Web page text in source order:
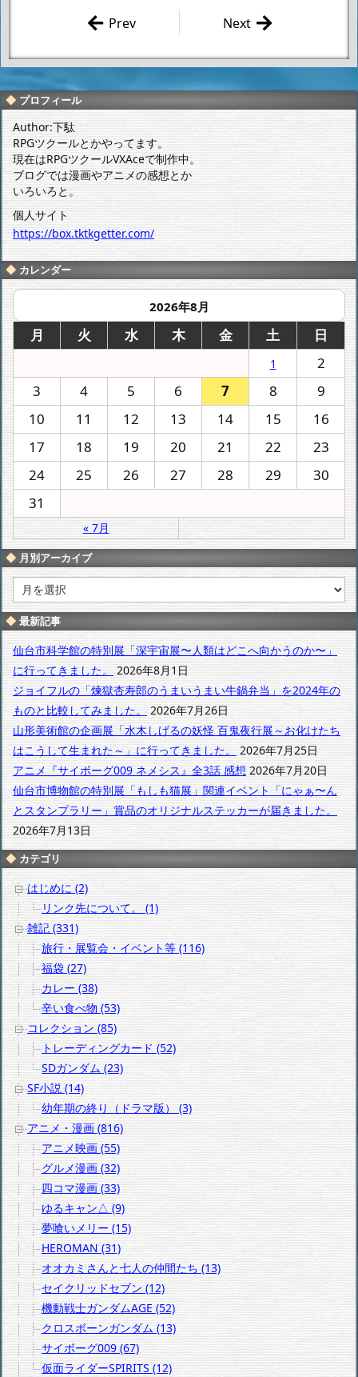
「機神少
クールDS作
品)
Next
におけるエン
の話。①
Prev
プロフィール
Author:下駄
RPGツクールとかやってます。
現在はRPGツクールVXAceで制作中。
ブログでは漫画やアニメの感想とか
いろいろと。
個人サイト
https://box.tktkgetter.com/
カレンダー
2026年8月
月 火 水 木 金 土 日
1
2
3
4 5 6 7 8
9
10
11 12 13 14 15
16
17
18 19 20 21 22
23
24
25 26 27 28 29
30
31
« 7月
月別アーカイブ
別
ア
ー
カ
イ
ブ
最新記事
仙台市科学館の特別展「深宇宙展〜人類はどこへ向かうのか〜」
に行ってきました。
2026年8月1日
ジョイフルの「煉獄杏寿郎のうまいうまい牛鍋弁当」を2024年の
ものと比較してみました。 2026年7月26日
山形美術館の企画展「水木しげるの妖怪 百鬼夜行展～お化けたち
はこうして生まれた～」に行ってきました。 2026年7月25日
アニメ『サイボーグ009 ネメシス』全3話 感想 2026年7月20日
仙台市博物館の特別展「もしも猫展」関連イベント「にゃぁ〜ん
とスタンプラリー」賞品のオリジナルステッカーが届きました。
2026年7月13日
カテゴリ
はじめに (2)
リンク先について。 (1)
雑記 (331)
旅行・展覧会・イベント等 (116)
福袋 (27)
カレー (38)
辛い食べ物 (53)
コレクション (85)
トレーディングカード (52)
SDガンダム (23)
SF小説 (14)
幼年期の終り（ドラマ版） (3)
アニメ・漫画 (816)
アニメ映画 (55)
グルメ漫画 (32)
四コマ漫画 (33)
ゆるキャン△ (9)
夢喰いメリー (15)
HEROMAN (31)
オオカミさんと七人の仲間たち (13)
セイクリッドセブン (12)
機動戦士ガンダムAGE (52)
クロスボーンガンダム (13)
サイボーグ009 (67)
仮面ライダーSPIRITS (12)